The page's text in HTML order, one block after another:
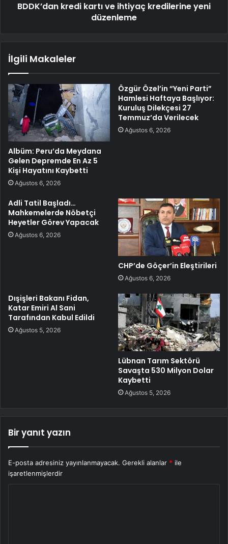
BDDK’dan kredi kartı ve ihtiyaç kredilerine yeni
düzenleme
İlgili Makaleler
Albüm: Peru’da Meydana
Gelen Depremde En Az 5
Kişi Hayatını Kaybetti
Ağustos 6, 2026
Özgür Özel’in “Yeni Parti”
Hamlesi Haftaya Başlıyor:
Kuruluş Dilekçesi 27
Temmuz’da Verilecek
Ağustos 6, 2026
Adli Tatil Başladı…
Mahkemelerde Nöbetçi
Heyetler Görev Yapacak
Ağustos 6, 2026
CHP’de Göçer’in Eleştirileri
Ağustos 6, 2026
Dışişleri Bakanı Fidan,
Katar Emiri Al Sani
Tarafından Kabul Edildi
Ağustos 5, 2026
Lübnan Tarım Sektörü
Savaşta 530 Milyon Dolar
Kaybetti
Ağustos 5, 2026
Bir yanıt yazın
E-posta adresiniz yayınlanmayacak. Gerekli alanlar * ile
işaretlenmişlerdir